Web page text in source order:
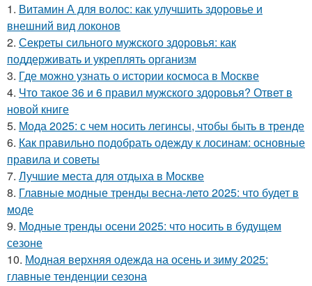
1. Витамин А для волос: как улучшить здоровье и
внешний вид локонов
2. Секреты сильного мужского здоровья: как
поддерживать и укреплять организм
3. Где можно узнать о истории космоса в Москве
4. Что такое 36 и 6 правил мужского здоровья? Ответ в
новой книге
5. Мода 2025: с чем носить легинсы, чтобы быть в тренде
6. Как правильно подобрать одежду к лосинам: основные
правила и советы
7. Лучшие места для отдыха в Москве
8. Главные модные тренды весна-лето 2025: что будет в
моде
9. Модные тренды осени 2025: что носить в будущем
сезоне
10. Модная верхняя одежда на осень и зиму 2025:
главные тенденции сезона